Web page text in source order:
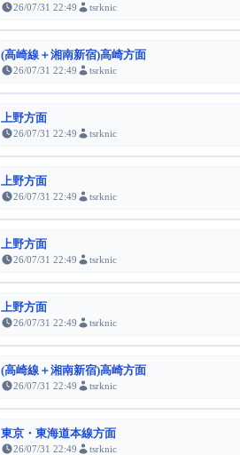
26/07/31 22:49 tsrknic
(高崎線＋湘南新宿)高崎方面
26/07/31 22:49 tsrknic
上野方面
26/07/31 22:49 tsrknic
上野方面
26/07/31 22:49 tsrknic
上野方面
26/07/31 22:49 tsrknic
上野方面
26/07/31 22:49 tsrknic
(高崎線＋湘南新宿)高崎方面
26/07/31 22:49 tsrknic
東京・東海道本線方面
26/07/31 22:49 tsrknic